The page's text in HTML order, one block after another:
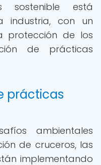
sostenible está
industria, con un
protección de los
de prácticas
prácticas
ambientales
de cruceros, las
implementando